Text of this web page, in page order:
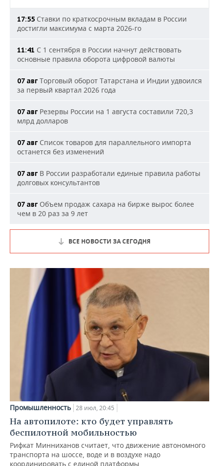
17:55 Ставки по краткосрочным вкладам в России
достигли максимума с марта 2026-го
11:41 С 1 сентября в России начнут действовать
основные правила оборота цифровой валюты
07 авг Торговый оборот Татарстана и Индии удвоился
за первый квартал 2026 года
07 авг Резервы России на 1 августа составили 720,3
млрд долларов
07 авг Список товаров для параллельного импорта
останется без изменений
07 авг В России разработали единые правила работы
долговых консультантов
07 авг Объем продаж сахара на бирже вырос более
чем в 20 раз за 9 лет
ВСЕ НОВОСТИ ЗА СЕГОДНЯ
Промышленность 28 июл, 20:45
На автопилоте: кто будет управлять
беспилотной мобильностью
Рифкат Минниханов считает, что движение автономного
транспорта на шоссе, воде и в воздухе надо
координировать с единой платформы